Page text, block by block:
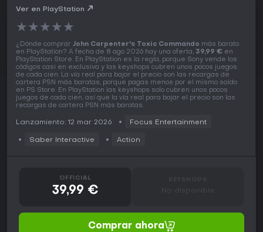
Ver en PlayStation
★★★★★
¿Dónde comprar John Carpenter's Toxic Commando más barato
en PlayStation? A fecha de 8 ago 2026 hay una oferta, 39,99 € en
PlayStation Store. En PlayStation es la regla, porque Sony vende los
códigos casi en exclusiva y las keyshops cubren unos pocos juegos
de cada cien. La vía real para bajar el precio son las recargas de
cartera PSN más baratas, porque pagas menos por el mismo saldo
en PS Store. En PlayStation las keyshops solo cubren unos pocos
juegos de cada cien, así que la vía real para bajar el precio son las
recargas de cartera PSN más baratas.
Lanzamiento: 12 mar 2026 Focus Entertainment
Saber Interactive Action
OFFICIAL
39,99 € No disponible
Comprar ahora